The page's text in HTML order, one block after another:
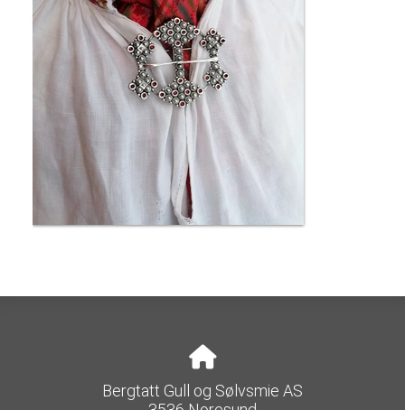
Bergtatt Gull og Sølvsmie AS